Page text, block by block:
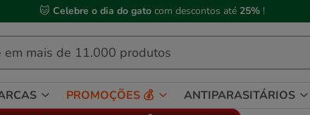
🐱 Celebre o dia do gato com descontos até 25% !
PROMOÇÕES 💰 ANTIPARASITÁRIOS